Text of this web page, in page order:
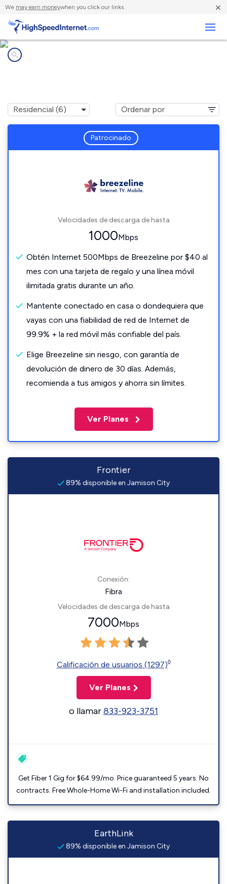
We may earn moneywhen you click our links. ×
Patrocinado
Velocidades de descarga de hasta
1000Mbps
Obtén Internet 500Mbps de Breezeline por $40 al
mes con una tarjeta de regalo y una línea móvil
ilimitada gratis durante un año.
Mantente conectado en casa o dondequiera que
vayas con una fiabilidad de red de Internet de
99.9% + la red móvil más confiable del país.
Elige Breezeline sin riesgo, con garantía de
devolución de dinero de 30 días. Además,
recomienda a tus amigos y ahorra sin límites.
Ver Planes
Frontier
89% disponible en Jamison City
Conexión:
Fibra
Velocidades de descarga de hasta
7000Mbps
Calificación de usuarios (1297)◊
Ver Planes
o llamar833-923-3751
Get Fiber 1 Gig for $64.99/mo. Price guaranteed 5 years. No
contracts. Free Whole-Home Wi-Fi and installation included.
EarthLink
89% disponible en Jamison City